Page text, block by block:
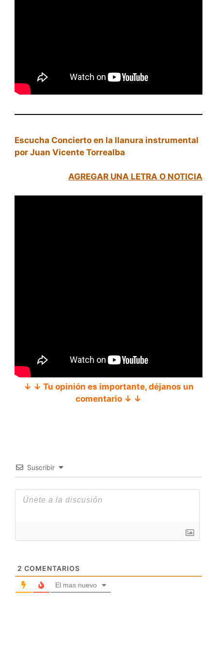
Escucha Concierto en la llanura instrumental
por Juan Vicente Torrealba
AGREGAR UNA LETRA O NOTICIA
↓ ↓ Tu opinión es importante, déjanos un
comentario ↓ ↓
Suscribir
2 COMENTARIOS
El mas nuevo